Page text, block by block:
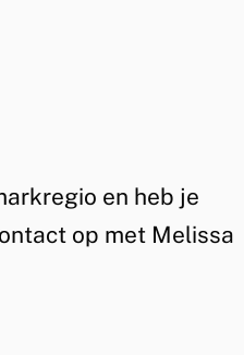
en heb je
op met Melissa